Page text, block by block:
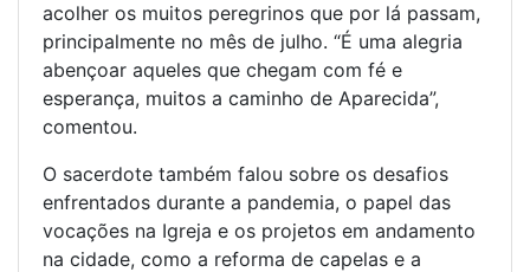
acolher os muitos peregrinos que por lá passam,
principalmente no mês de julho. “É uma alegria
abençoar aqueles que chegam com fé e
esperança, muitos a caminho de Aparecida”,
comentou.
O sacerdote também falou sobre os desafios
enfrentados durante a pandemia, o papel das
vocações na Igreja e os projetos em andamento
na cidade, como a reforma de capelas e a